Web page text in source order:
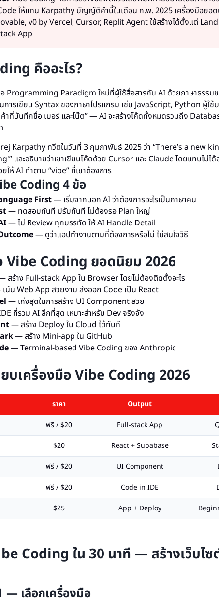
ให้แทน Karpathy บัญญัติคำนี้ในเดือน ก.พ. 2025 เครื่องมือยอ
v0 by Vercel, Cursor, Replit Agent ใช้สร้างได้ตั้งแต่
App
คืออะไร?
Programming Paradigm ใหม่ที่ผู้ใช้สื่อสารกับ AI ด้วยภาษาธรรม
ารเขียน Syntax ของภาษาโปรแกรม เช่น JavaScript, Python ผู้ใช้
าที่บันทึกชื่อ เบอร์ และโน๊ต” — AI จะสร้างโค้ดทั้งหมดรวมถึง
Karpathy ทวีตในวันที่ 3 กุมภาพันธ์ 2025 ว่า “There’s a new
และอธิบายว่าเขาเขียนโค้ดด้วย Cursor และ Claude โดยแทบไม่ไ
ให้ AI ทำตาม “vibe” ที่เขาต้องการ
Coding 4 ข้อ
First— เริ่มจากบอก AI ว่าต้องการอะไรเป็นภาษาคน
— ทดสอบทันที ปรับทันที ไม่ต้องรอ Plan ใหญ่
— ไม่ Review ทุกบรรทัด ให้ AI Handle Detail
— ดูว่าแอปทำงานตามที่ต้องการหรือไม่ ไม่สนใจวิธี
Vibe Coding ยอดนิยม 2026
สร้าง Full-stack App ใน Browser โดยไม่ต้องติดตั้งอะไร
น้น Web App สวยงาม ส่งออก Code เป็น React
— เก่งสุดในการสร้าง UI Component สวย
ที่รวม AI ลึกที่สุด เหมาะสำหรับ Dev จริงจัง
— สร้าง Deploy ใน Cloud ได้ทันที
— สร้าง Mini-app ใน GitHub
— Terminal-based Vibe Coding ของ Anthropic
บเครื่องมือ Vibe Coding 2026
ราคา Output
ฟรี / $20 Full-stack App
$20 React + Supabase
ฟรี / $20 UI Component
ฟรี / $20 Code in IDE
$25 App + Deploy
Coding ใน 30 นาที — สร้างเว็บไ
— เลือกเครื่องมือ